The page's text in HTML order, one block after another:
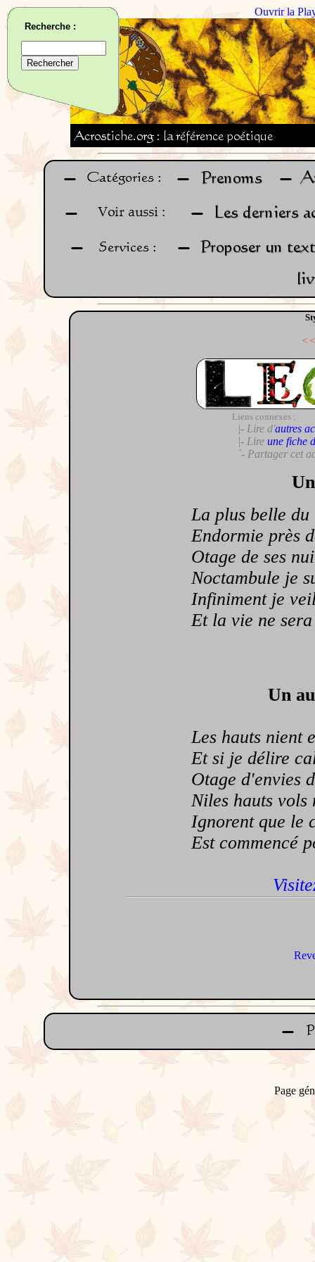
Ouvrir la
Liens connexes :
|- Lire d'autres
|- Lire une fiche
`- Partager cet
La plus belle du
Endormie près
Otage de ses
Noctambule je
Infiniment je
Et la vie ne sera
Un
Les hauts nient
Et si je délire
Otage d'envies
Niles hauts vols
Ignorent que le
Est commencé
Recherche :
Page